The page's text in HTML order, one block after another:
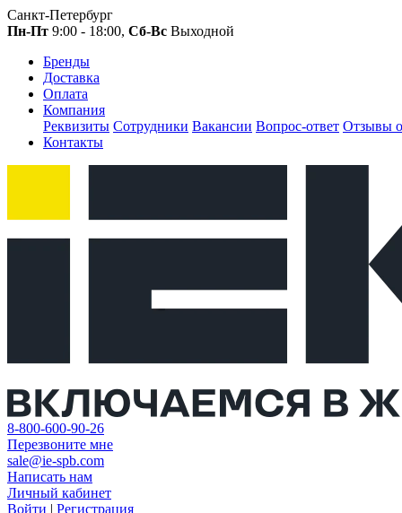
Санкт-Петербург
Пн-Пт 9:00 - 18:00, Сб-Вс Выходной
Бренды
Доставка
Оплата
Компания
Реквизиты Сотрудники Вакансии Вопрос-ответ Отзывы
Контакты
8-800-600-90-26
Перезвоните мне
sale@ie-spb.com
Написать нам
Личный кабинет
Войти | Регистрация